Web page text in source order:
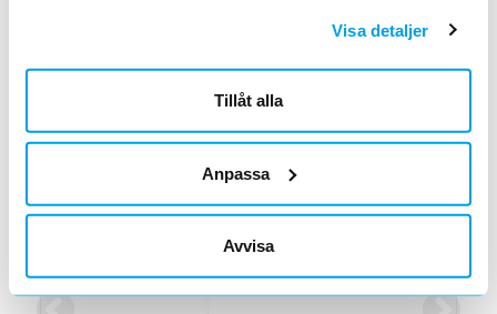
Visa detaljer
Tillåt alla
Anpassa
Avvisa
Arbetsljus portabel LED 15W 1400lm
Läs mer om produkten